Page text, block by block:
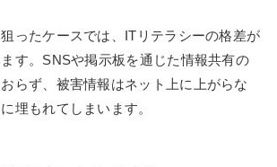
ったケースでは、ITリテラシーの格差が
す。SNSや掲示板を通じた情報共有の
らず、被害情報はネット上に上がらな
埋もれてしまいます。